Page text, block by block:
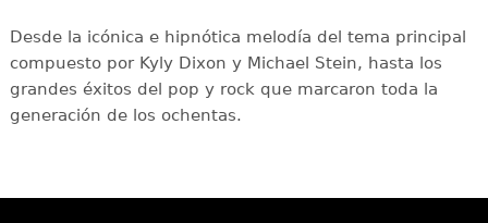
Desde la icónica e hipnótica melodía del tema principal
compuesto por Kyly Dixon y Michael Stein, hasta los
grandes éxitos del pop y rock que marcaron toda la
generación de los ochentas.